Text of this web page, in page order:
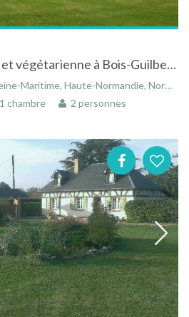
Chambre d'Hôtes Bio et végétarienne à Bois-Guilbert en Normandie à 30 km de Rouen
Haute-Normandie, Normandie, France
1 chambre 2 personnes